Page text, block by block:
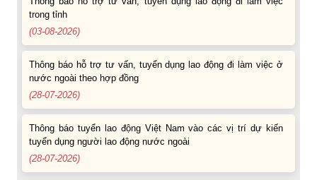
trong tỉnh
Thông báo hỗ trợ tư vấn, tuyển dụng lao động đi làm việc ở
nước ngoài theo hợp đồng
tuyển dụng người lao động nước ngoài